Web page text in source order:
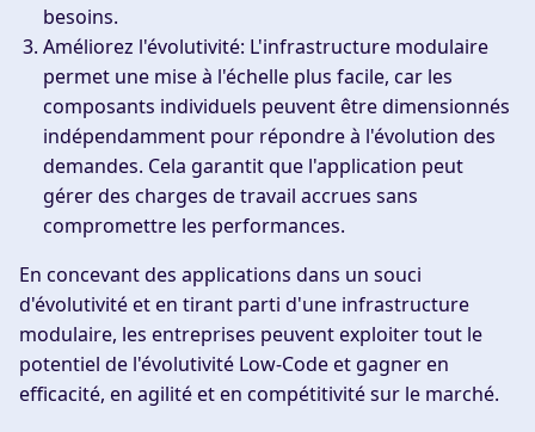
besoins.
Améliorez l'évolutivité: L'infrastructure modulaire
permet une mise à l'échelle plus facile, car les
composants individuels peuvent être dimensionnés
indépendamment pour répondre à l'évolution des
demandes. Cela garantit que l'application peut
gérer des charges de travail accrues sans
compromettre les performances.
En concevant des applications dans un souci
d'évolutivité et en tirant parti d'une infrastructure
modulaire, les entreprises peuvent exploiter tout le
potentiel de l'évolutivité Low-Code et gagner en
efficacité, en agilité et en compétitivité sur le marché.